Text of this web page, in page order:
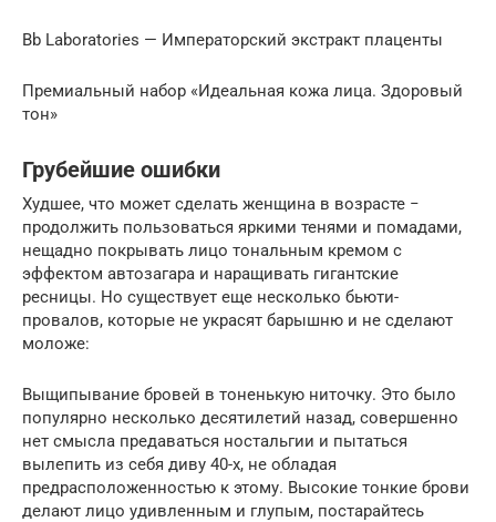
Bb Laboratories — Императорский экстракт плаценты
Премиальный набор «Идеальная кожа лица. Здоровый
тон»
Грубейшие ошибки
Худшее, что может сделать женщина в возрасте −
продолжить пользоваться яркими тенями и помадами,
нещадно покрывать лицо тональным кремом с
эффектом автозагара и наращивать гигантские
ресницы. Но существует еще несколько бьюти-
провалов, которые не украсят барышню и не сделают
моложе:
Выщипывание бровей в тоненькую ниточку. Это было
популярно несколько десятилетий назад, совершенно
нет смысла предаваться ностальгии и пытаться
вылепить из себя диву 40-х, не обладая
предрасположенностью к этому. Высокие тонкие брови
делают лицо удивленным и глупым, постарайтесь